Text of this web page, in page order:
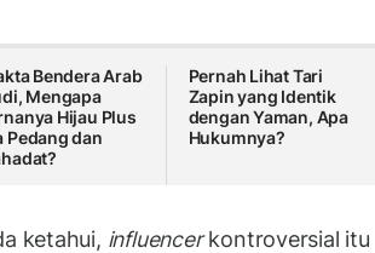
Bendera Arab
Mengapa
Hijau Plus
Pedang dan
Pernah Lihat Tari
Zapin yang Identik
dengan Yaman, Apa
Hukumnya?
ketahui, influencerkontroversial itu